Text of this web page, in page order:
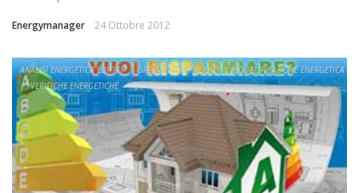
Energymanager 24 Ottobre 2012
ANALISI ENERGETICA EDIFICI GREEN ENERGY AUDIT
RIQUALIFICAZIONE ENERGETICA
VERIFICHE ENERGETICHE